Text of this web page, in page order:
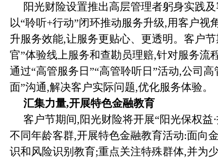
阳光财险设置推出高层管理者躬身实践
以“聆听+行动”闭环推动服务升级,用客户视
升服务效能,让服务更贴心、更透明。客户
官”体验线上服务和查勘员理赔,针对服务流
通过“高管服务日”“高管聆听日”活动,公司
面”沟通,解决客户实际问题,优化服务体验。
汇集力量,开展特色金融教育
客户节期间,阳光财险将开展“阳光保权益
不同年龄客群,开展特色金融教育活动:面向
识和风险识别教育;重点关注特殊群体,并为